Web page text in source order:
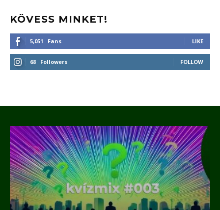
KÖVESS MINKET!
5,051 Fans LIKE
68 Followers FOLLOW